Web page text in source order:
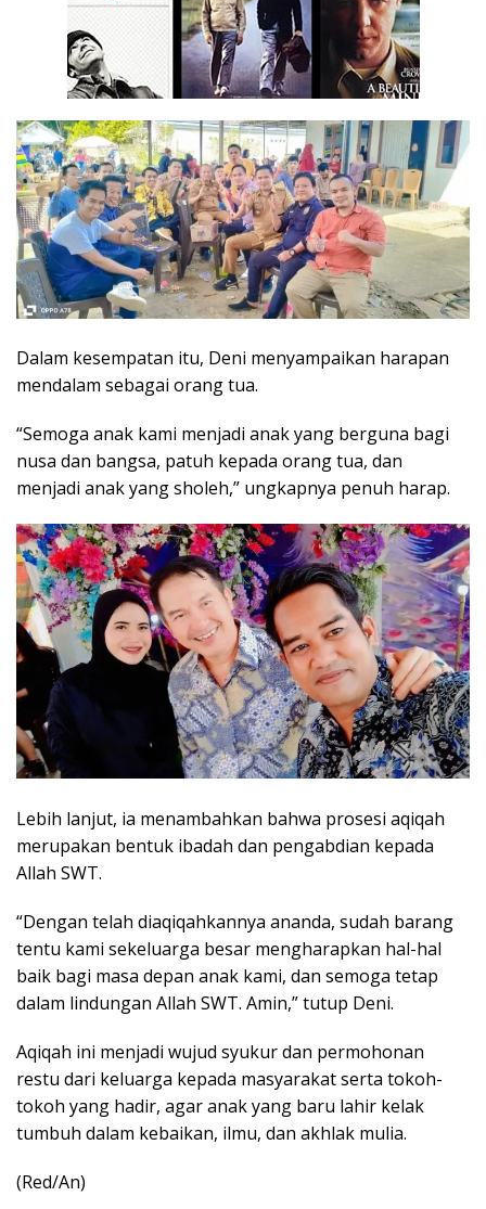
Dalam kesempatan itu, Deni menyampaikan harapan
mendalam sebagai orang tua.
“Semoga anak kami menjadi anak yang berguna bagi
nusa dan bangsa, patuh kepada orang tua, dan
menjadi anak yang sholeh,” ungkapnya penuh harap.
Lebih lanjut, ia menambahkan bahwa prosesi aqiqah
merupakan bentuk ibadah dan pengabdian kepada
Allah SWT.
“Dengan telah diaqiqahkannya ananda, sudah barang
tentu kami sekeluarga besar mengharapkan hal-hal
baik bagi masa depan anak kami, dan semoga tetap
dalam lindungan Allah SWT. Amin,” tutup Deni.
Aqiqah ini menjadi wujud syukur dan permohonan
restu dari keluarga kepada masyarakat serta tokoh-
tokoh yang hadir, agar anak yang baru lahir kelak
tumbuh dalam kebaikan, ilmu, dan akhlak mulia.
(Red/An)